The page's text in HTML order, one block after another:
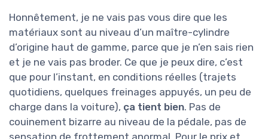
Honnêtement, je ne vais pas vous dire que les
matériaux sont au niveau d’un maître-cylindre
d’origine haut de gamme, parce que je n’en sais rien
et je ne vais pas broder. Ce que je peux dire, c’est
que pour l’instant, en conditions réelles (trajets
quotidiens, quelques freinages appuyés, un peu de
charge dans la voiture), ça tient bien. Pas de
couinement bizarre au niveau de la pédale, pas de